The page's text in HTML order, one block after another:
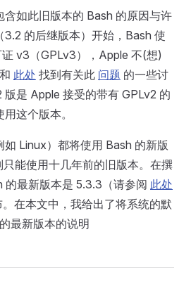
如此旧版本的 Bash 的原因与许
的后继版本）开始，Bash 使
v3（GPLv3），Apple 不(想)
和 此处 找到有关此 问题 的一些讨
是 Apple 接受的带有 GPLv2 的
这个版本。
Linux）都将使用 Bash 的新版
能使用十几年前的旧版本。在撰
的最新版本是 5.3.3（请参阅 此处
在本文中，我给出了将系统的默
最新版本的说明